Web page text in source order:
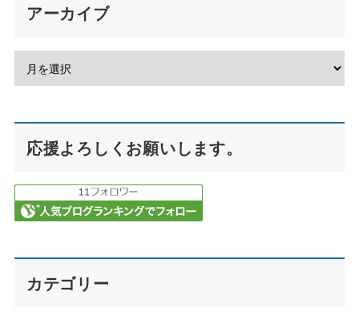
アーカイブ
応援よろしくお願いします。
カテゴリー